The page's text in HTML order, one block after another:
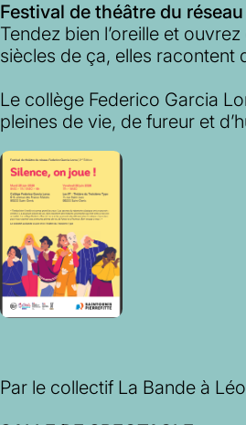
Festival de théâtre du
Tendez bien l’oreille et
siècles de ça, elles racontent
Le collège Federico Garcia
pleines de vie, de fureur et
Par le collectif La Bande à